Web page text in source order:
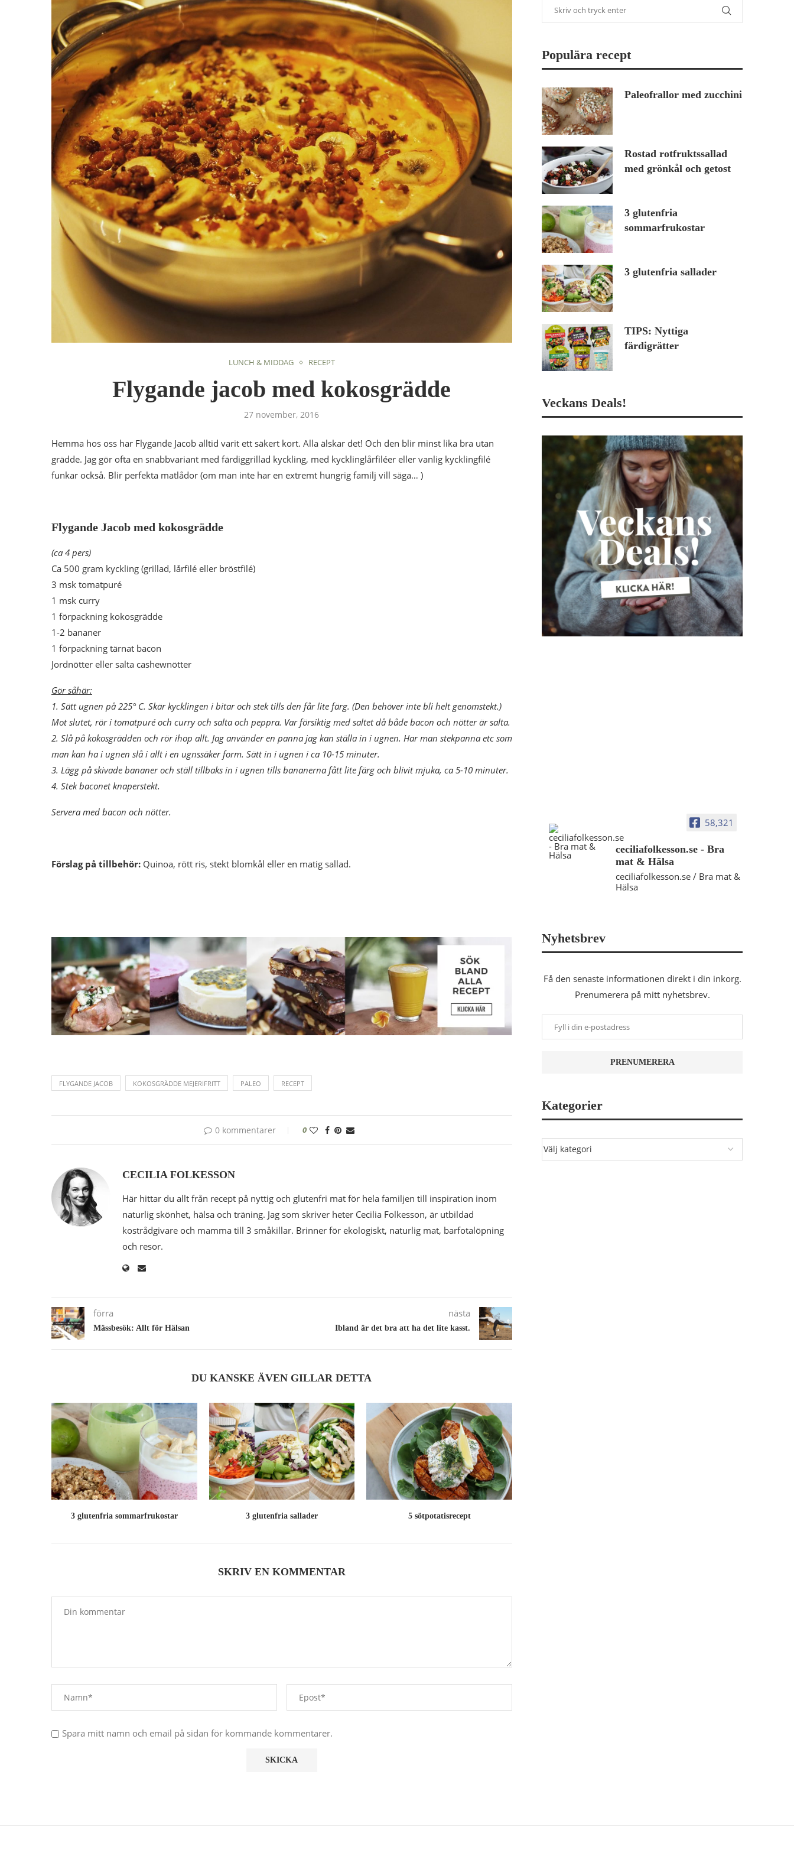
LUNCH & MIDDAG RECEPT
Flygande jacob med kokosgrädde
27 november, 2016
Hemma hos oss har Flygande Jacob alltid varit ett säkert kort. Alla älskar det! Och den blir minst lika bra utan
grädde. Jag gör ofta en snabbvariant med färdiggrillad kyckling, med kycklinglårfiléer eller vanlig kycklingfilé
funkar också. Blir perfekta matlådor (om man inte har en extremt hungrig familj vill säga… )
Flygande Jacob med kokosgrädde
(ca 4 pers)
Ca 500 gram kyckling (grillad, lårfilé eller bröstfilé)
3 msk tomatpuré
1 msk curry
1 förpackning kokosgrädde
1-2 bananer
1 förpackning tärnat bacon
Jordnötter eller salta cashewnötter
Gör såhär:
1. Sätt ugnen på 225° C. Skär kycklingen i bitar och stek tills den får lite färg. (Den behöver inte bli helt genomstekt.)
Mot slutet, rör i tomatpuré och curry och salta och peppra. Var försiktig med saltet då både bacon och nötter är salta.
2. Slå på kokosgrädden och rör ihop allt. Jag använder en panna jag kan ställa in i ugnen. Har man stekpanna etc som
man kan ha i ugnen slå i allt i en ugnssäker form. Sätt in i ugnen i ca 10-15 minuter.
3. Lägg på skivade bananer och ställ tillbaks in i ugnen tills bananerna fått lite färg och blivit mjuka, ca 5-10 minuter.
4. Stek baconet knaperstekt.
Servera med bacon och nötter.
Förslag på tillbehör: Quinoa, rött ris, stekt blomkål eller en matig sallad.
FLYGANDE JACOB KOKOSGRÄDDE MEJERIFRITT PALEO RECEPT
0 kommentarer 0
CECILIA FOLKESSON
Här hittar du allt från recept på nyttig och glutenfri mat för hela familjen till inspiration inom
naturlig skönhet, hälsa och träning. Jag som skriver heter Cecilia Folkesson, är utbildad
kostrådgivare och mamma till 3 småkillar. Brinner för ekologiskt, naturlig mat, barfotalöpning
och resor.
förra
Mässbesök: Allt för Hälsan
nästa
Ibland är det bra att ha det lite kasst.
DU KANSKE ÄVEN GILLAR DETTA
3 glutenfria sommarfrukostar 3 glutenfria sallader 5 sötpotatisrecept
SKRIV EN KOMMENTAR
Spara mitt namn och email på sidan för kommande kommentarer.
Populära recept
Paleofrallor med zucchini
Rostad rotfruktssallad
med grönkål och getost
3 glutenfria
sommarfrukostar
3 glutenfria sallader
TIPS: Nyttiga
färdigrätter
Veckans Deals!
58,321
ceciliafolkesson.se - Bra
mat & Hälsa
ceciliafolkesson.se / Bra mat &
Hälsa
Nyhetsbrev
Få den senaste informationen direkt i din inkorg.
Prenumerera på mitt nyhetsbrev.
Kategorier